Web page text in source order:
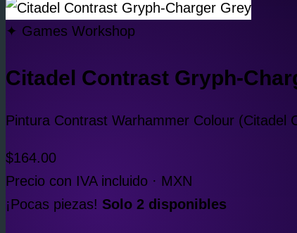
✦ Games Workshop
Citadel Contrast Gryph-
Pintura Contrast Warhammer Colour (Citadel
$164.00
Precio con IVA incluido · MXN
¡Pocas piezas! Solo 2 disponibles